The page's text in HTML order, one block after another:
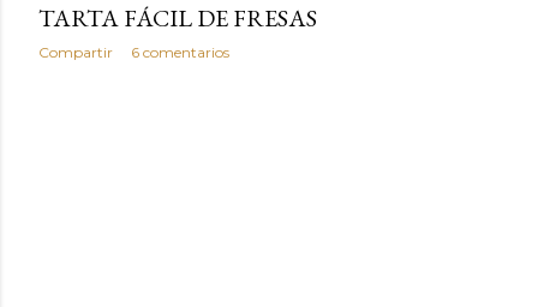
TARTA FÁCIL DE FRESAS
Compartir 6 comentarios